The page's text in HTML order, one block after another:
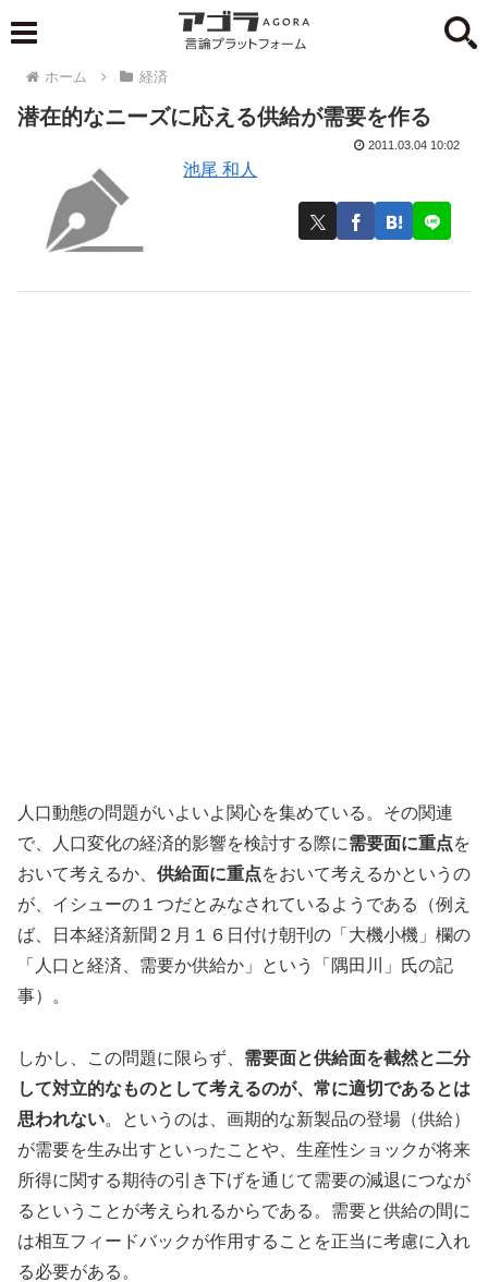
ホーム 経済
潜在的なニーズに応える供給が需要を作る
池尾 和人
2011.03.04 10:02
人口動態の問題がいよいよ関心を集めている。その関連
で、人口変化の経済的影響を検討する際に需要面に重点を
おいて考えるか、 供給面に重点をおいて考えるかというの
が、イシューの１つだとみなされているようである（例え
ば、日本経済新聞２月１６日付け朝刊の「大機小機」欄の
「人口と経済、需要か供給か」という「隅田川」氏の記
事）。
しかし、この問題に限らず、 需要面と供給面を截然と二分
して対立的なものとして考えるのが、常に適切であるとは
思われない。というのは、画期的な新製品の登場（供給）
が需要を生み出すといったことや、生産性ショックが将来
所得に関する期待の引き下げを通じて需要の減退につなが
るということが考えられるからである。需要と供給の間に
は相互フィードバックが作用することを正当に考慮に入れ
る必要がある。